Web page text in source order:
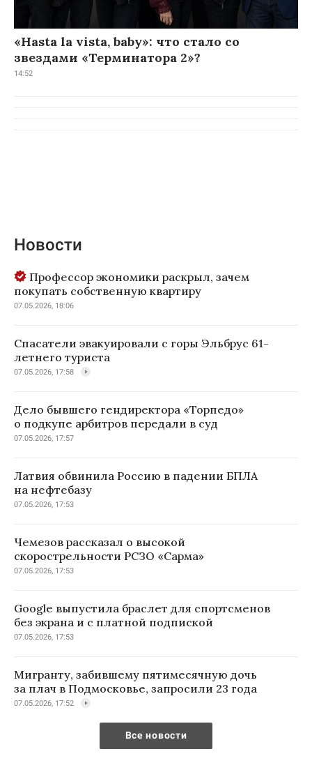
«Hasta la vista, baby»: что стало со
звездами «Терминатора 2»?
14:52
Новости
Профессор экономики раскрыл, зачем
покупать собственную квартиру
07.05.2026, 18:06
Спасатели эвакуировали с горы Эльбрус 61-
летнего туриста
07.05.2026, 17:58
Дело бывшего гендиректора «Торпедо»
о подкупе арбитров передали в суд
07.05.2026, 17:57
Латвия обвинила Россию в падении БПЛА
на нефтебазу
07.05.2026, 17:53
Чемезов рассказал о высокой
скорострельности РСЗО «Сарма»
07.05.2026, 17:53
Google выпустила браслет для спортсменов
без экрана и с платной подпиской
07.05.2026, 17:53
Мигранту, забившему пятимесячную дочь
за плач в Подмосковье, запросили 23 года
07.05.2026, 17:52
Все новости